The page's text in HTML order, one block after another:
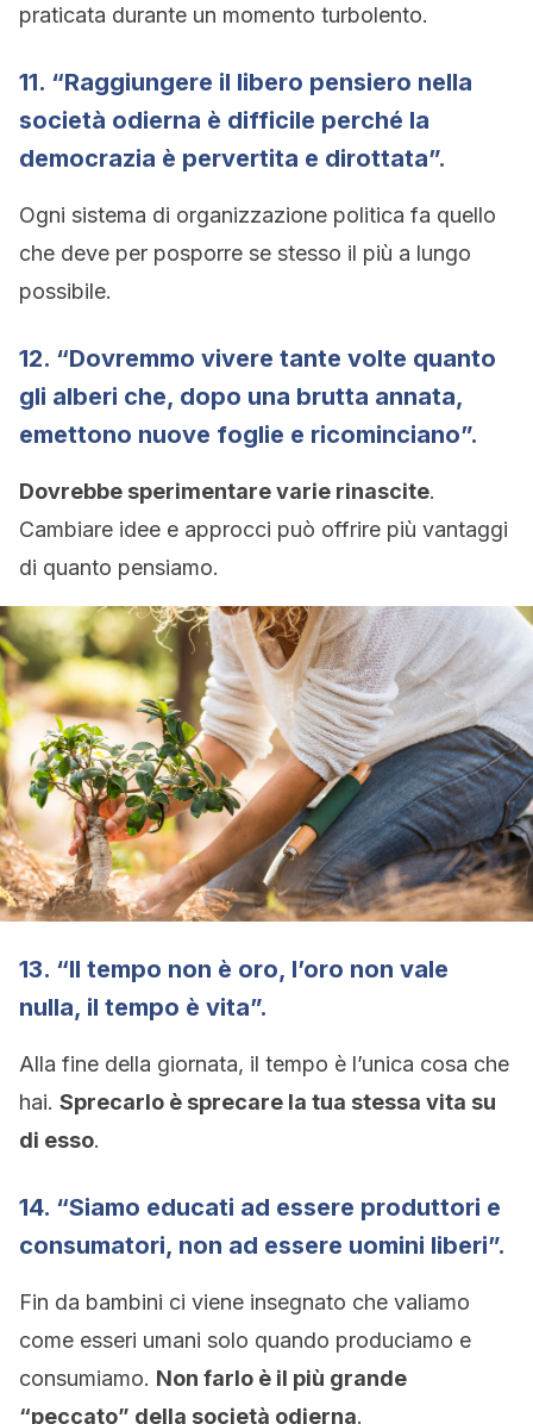
praticata durante un momento turbolento.
11. “Raggiungere il libero pensiero nella
società odierna è difficile perché la
democrazia è pervertita e dirottata”.
Ogni sistema di organizzazione politica fa quello
che deve per posporre se stesso il più a lungo
possibile.
12. “Dovremmo vivere tante volte quanto
gli alberi che, dopo una brutta annata,
emettono nuove foglie e ricominciano”.
Dovrebbe sperimentare varie rinascite.
Cambiare idee e approcci può offrire più vantaggi
di quanto pensiamo.
13. “Il tempo non è oro, l’oro non vale
nulla, il tempo è vita”.
Alla fine della giornata, il tempo è l’unica cosa che
hai. Sprecarlo è sprecare la tua stessa vita su
di esso.
14. “Siamo educati ad essere produttori e
consumatori, non ad essere uomini liberi”.
Fin da bambini ci viene insegnato che valiamo
come esseri umani solo quando produciamo e
consumiamo. Non farlo è il più grande
“peccato” della società odierna.